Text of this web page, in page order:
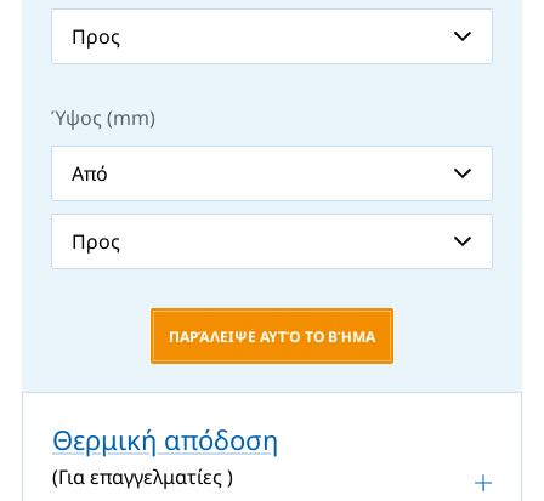
Ύψος (mm)
ΠΑΡΆΛΕΙΨΕ ΑΥΤΌ ΤΟ ΒΉΜΑ
Θερμική απόδοση
(Για επαγγελματίες )